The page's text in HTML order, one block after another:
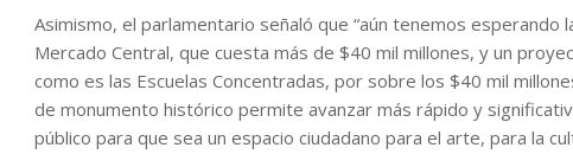
Asimismo, el parlamentario señaló que “aún tenemos
Mercado Central, que cuesta más de $40 mil millones, y un
como es las Escuelas Concentradas, por sobre los $40 mil
de monumento histórico permite avanzar más rápido y
público para que sea un espacio ciudadano para el arte, para la